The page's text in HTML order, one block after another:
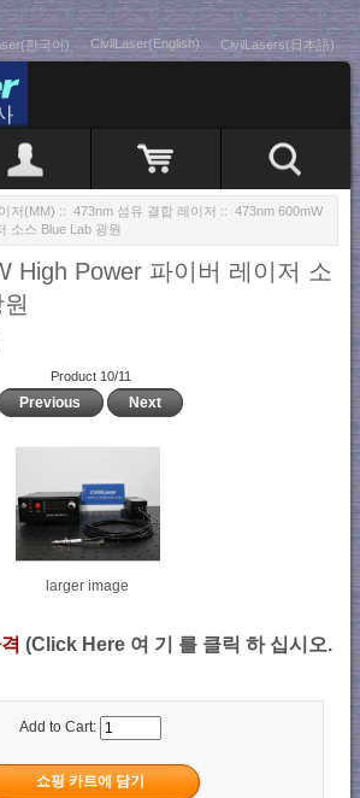
한국어) CivilLaser(English) CivilLasers(日本語)
저(MM) :: 473nm 섬유 결합 레이저 :: 473nm 600mW
소스 Blue Lab 광원
High Power 파이버 레이저 소
Product 10/11
Previous Next
larger image
(Click Here 여 기 를 클릭 하 십시오.
Add to Cart: